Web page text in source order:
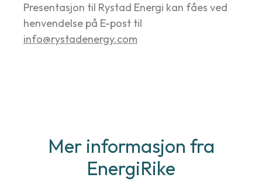
Presentasjon til Rystad Energi kan fåes ved
henvendelse på E-post til
info@rystadenergy.com
Mer informasjon fra
EnergiRike